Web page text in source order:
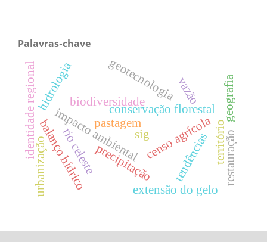
Palavras-chave
conservação florestal
impacto ambientalcenso agrícola
biodiversidade
rio celeste tendências
precipitação
vazão
balanço hídrico
hidrologia
extensão do gelo
território
identidade regional restauração
pastagem
urbanização
geografia
geotecnologia
sig